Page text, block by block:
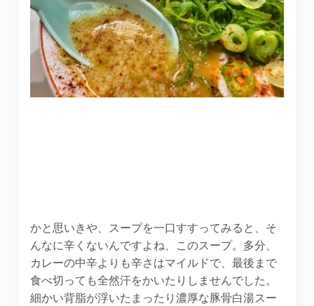
かと思いきや、スープを一口すすってみると、そ
んなに辛くないんですよね、このスープ。多分、
カレーの中辛よりも辛さはマイルドで、最後まで
食べ切っても全然汗をかいたりしませんでした。
細かい背脂が浮いたまったり濃厚な豚骨白湯スー